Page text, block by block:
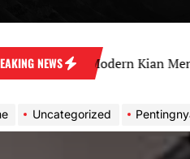
NEWS
Modern Kian Menarik
Uncategorized Pentingnya